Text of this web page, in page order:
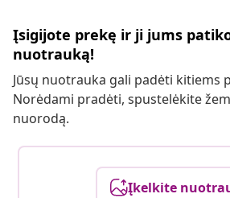
Įsigijote prekę ir ji jums
nuotrauką!
Jūsų nuotrauka gali padėti kitiems
Norėdami pradėti, spustelėkite
nuorodą.
Įkelkite